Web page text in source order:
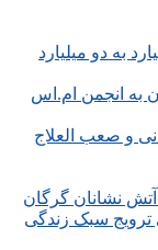
به دو میلیارد
به انجمن ام.اس
و صعب العلاج
نشانان گرگان
ترویج سبک زندگی